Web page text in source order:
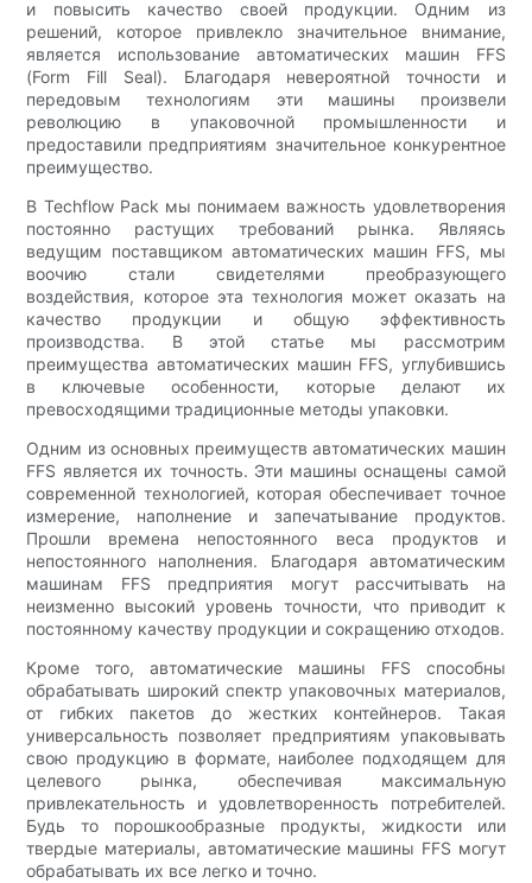
и повысить качество своей продукции. Одним из
решений, которое привлекло значительное внимание,
является использование автоматических машин FFS
(Form Fill Seal). Благодаря невероятной точности и
передовым технологиям эти машины произвели
революцию в упаковочной промышленности и
предоставили предприятиям значительное конкурентное
преимущество.
В Techflow Pack мы понимаем важность удовлетворения
постоянно растущих требований рынка. Являясь
ведущим поставщиком автоматических машин FFS, мы
воочию стали свидетелями преобразующего
воздействия, которое эта технология может оказать на
качество продукции и общую эффективность
производства. В этой статье мы рассмотрим
преимущества автоматических машин FFS, углубившись
в ключевые особенности, которые делают их
превосходящими традиционные методы упаковки.
Одним из основных преимуществ автоматических машин
FFS является их точность. Эти машины оснащены самой
современной технологией, которая обеспечивает точное
измерение, наполнение и запечатывание продуктов.
Прошли времена непостоянного веса продуктов и
непостоянного наполнения. Благодаря автоматическим
машинам FFS предприятия могут рассчитывать на
неизменно высокий уровень точности, что приводит к
постоянному качеству продукции и сокращению отходов.
Кроме того, автоматические машины FFS способны
обрабатывать широкий спектр упаковочных материалов,
от гибких пакетов до жестких контейнеров. Такая
универсальность позволяет предприятиям упаковывать
свою продукцию в формате, наиболее подходящем для
целевого рынка, обеспечивая максимальную
привлекательность и удовлетворенность потребителей.
Будь то порошкообразные продукты, жидкости или
твердые материалы, автоматические машины FFS могут
обрабатывать их все легко и точно.